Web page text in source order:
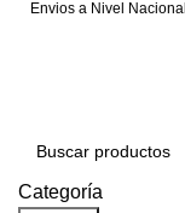
Envios a Nivel Nacional
Categoría